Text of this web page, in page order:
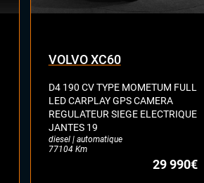
Virtual cockpit (live cockpit, compteur
VOLVO XC60
D4 190 CV TYPE MOMETUM FULL
LED CARPLAY GPS CAMERA
REGULATEUR SIEGE ELECTRIQUE
JANTES 19
diesel | automatique
77104 Km
29 990€